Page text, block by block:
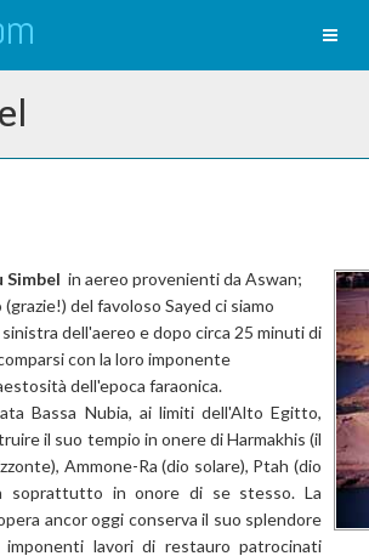
Simbel in aereo provenienti da Aswan;
del favoloso Sayed ci siamo
dell'aereo e dopo circa 25 minuti di
con la loro imponente
dell'epoca faraonica.
Bassa Nubia, ai limiti dell'Alto Egitto,
il suo tempio in onere di Harmakhis (il
Ammone-Ra (dio solare), Ptah (dio
soprattutto in onore di se stesso. La
ancor oggi conserva il suo splendore
imponenti lavori di restauro patrocinati